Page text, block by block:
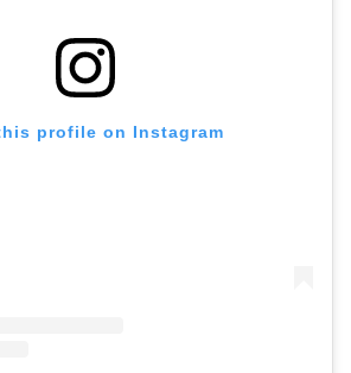
profile on Instagram